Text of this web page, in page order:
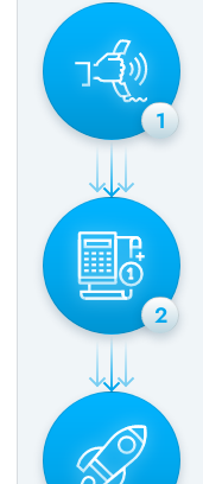
1
2